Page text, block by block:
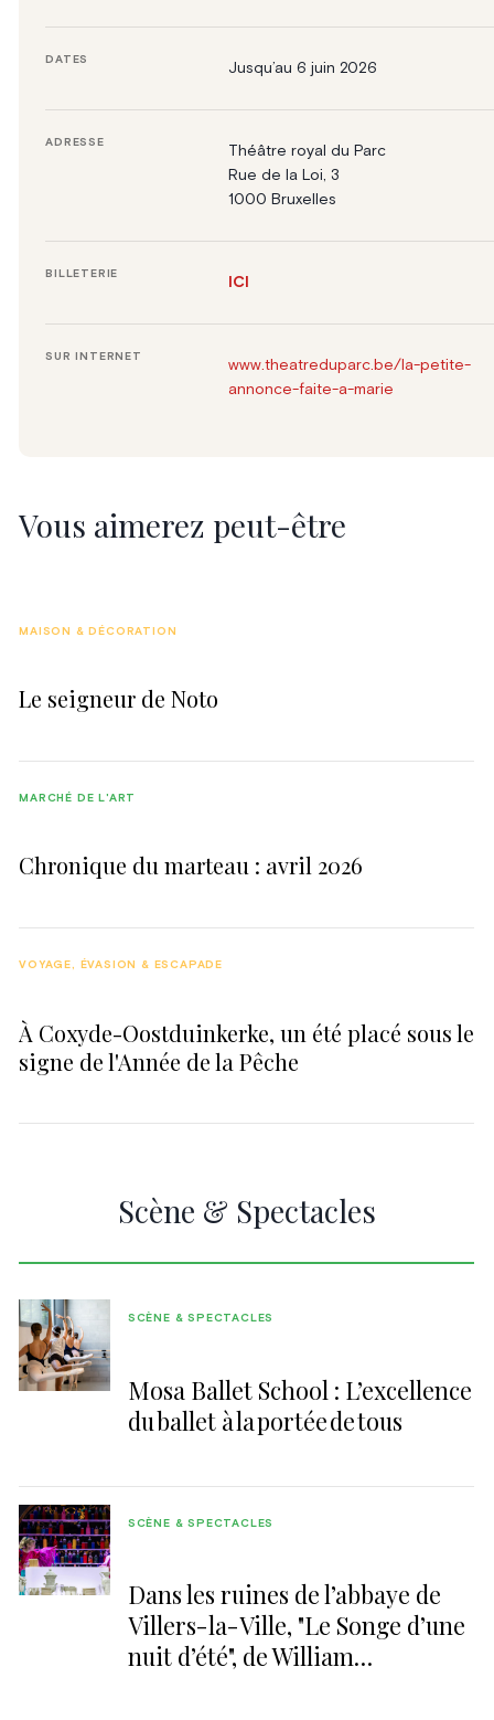
Vous aimerez peut-être
Le seigneur de Noto
MAISON & DÉCORATION
Chronique du marteau : avril 2026
MARCHÉ DE L'ART
À Coxyde-Oostduinkerke, un été placé sous le
signe de l'Année de la Pêche
VOYAGE, ÉVASION & ESCAPADE
DATES
Jusqu’au 6 juin 2026
ADRESSE
Théâtre royal du Parc
Rue de la Loi, 3
1000 Bruxelles
BILLETERIE
ICI
SUR INTERNET
www.theatreduparc.be/la-petite-
annonce-faite-a-marie
Scène & Spectacles
Mosa Ballet School : L’excellence
du ballet à la portée de tous
SCÈNE & SPECTACLES
Dans les ruines de l’abbaye de
Villers-la-Ville, "Le Songe d’une
nuit d’été", de William
SCÈNE & SPECTACLES